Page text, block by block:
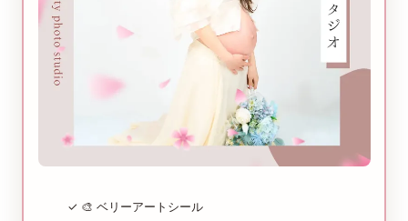
✓ 🎨 ベリーアートシール